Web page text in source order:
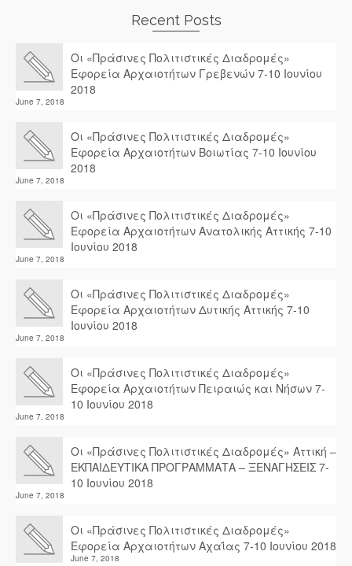
Recent Posts
Οι «Πράσινες Πολιτιστικές Διαδρομές»
Εφορεία Αρχαιοτήτων Γρεβενών 7-10 Ιουνίου
2018
June 7, 2018
Οι «Πράσινες Πολιτιστικές Διαδρομές»
Εφορεία Αρχαιοτήτων Βοιωτίας 7-10 Ιουνίου
2018
June 7, 2018
Οι «Πράσινες Πολιτιστικές Διαδρομές»
Εφορεία Αρχαιοτήτων Ανατολικής Αττικής 7-10
Ιουνίου 2018
June 7, 2018
Οι «Πράσινες Πολιτιστικές Διαδρομές»
Εφορεία Αρχαιοτήτων Δυτικής Αττικής 7-10
Ιουνίου 2018
June 7, 2018
Οι «Πράσινες Πολιτιστικές Διαδρομές»
Εφορεία Αρχαιοτήτων Πειραιώς και Νήσων 7-
10 Ιουνίου 2018
June 7, 2018
Οι «Πράσινες Πολιτιστικές Διαδρομές» Αττική –
ΕΚΠΑΙΔΕΥΤΙΚΑ ΠΡΟΓΡΑΜΜΑΤΑ – ΞΕΝΑΓΗΣΕΙΣ 7-
10 Ιουνίου 2018
June 7, 2018
Οι «Πράσινες Πολιτιστικές Διαδρομές»
Εφορεία Αρχαιοτήτων Αχαΐας 7-10 Ιουνίου 2018
June 7, 2018